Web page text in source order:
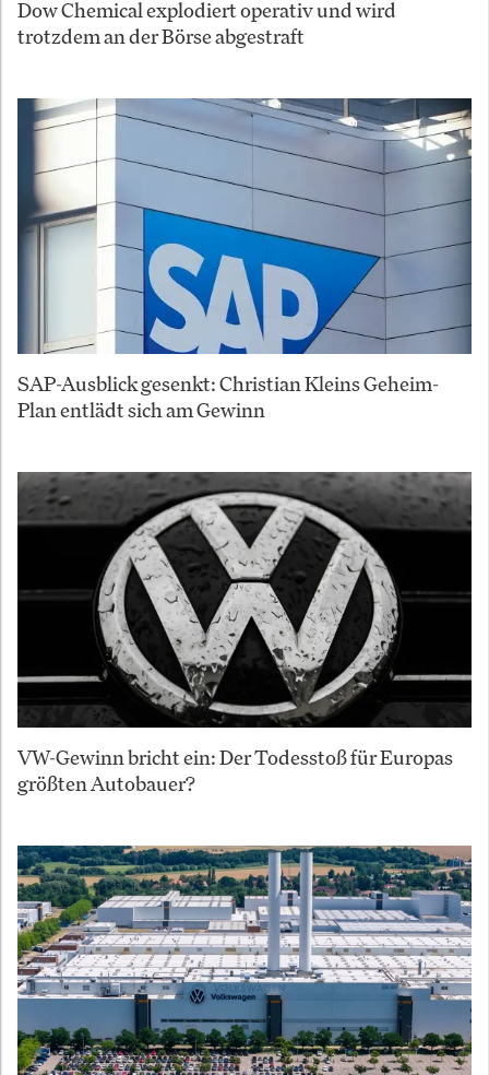
Dow Chemical explodiert operativ und wird
trotzdem an der Börse abgestraft
SAP-Ausblick gesenkt: Christian Kleins Geheim-
Plan entlädt sich am Gewinn
VW-Gewinn bricht ein: Der Todesstoß für Europas
größten Autobauer?